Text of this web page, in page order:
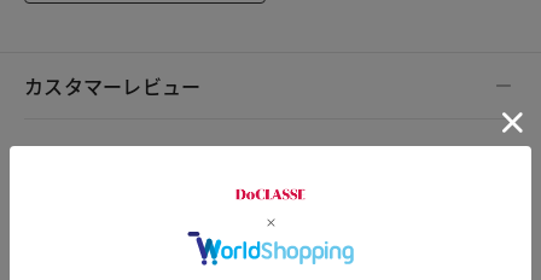
カスタマーレビュー
14レビュー